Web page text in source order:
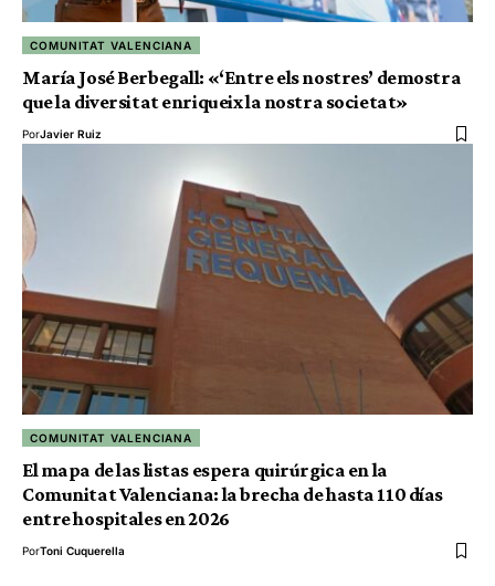
COMUNITAT VALENCIANA
María José Berbegall: «‘Entre els nostres’ demostra
que la diversitat enriqueix la nostra societat»
PorJavier Ruiz
COMUNITAT VALENCIANA
El mapa de las listas espera quirúrgica en la
Comunitat Valenciana: la brecha de hasta 110 días
entre hospitales en 2026
PorToni Cuquerella